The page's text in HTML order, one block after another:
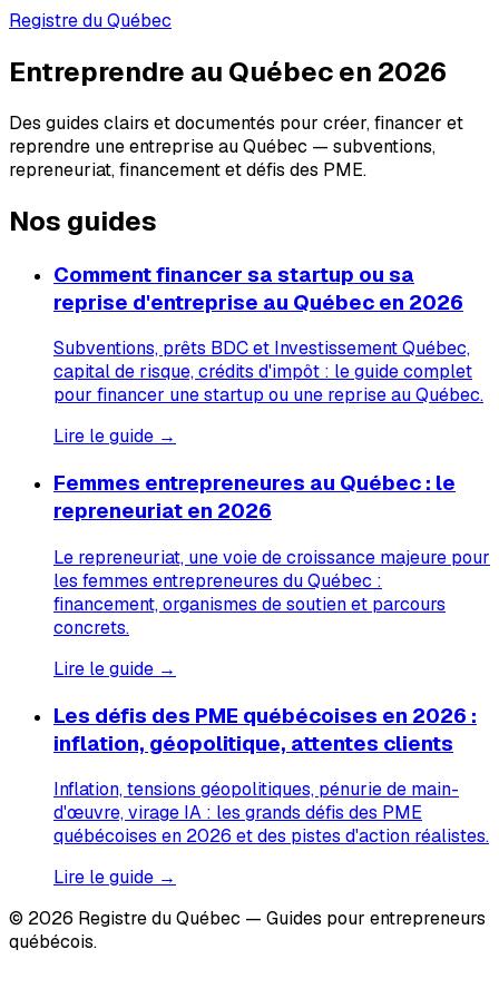
Registre du Québec
Entreprendre au Québec en 2026
Des guides clairs et documentés pour créer, financer et
reprendre une entreprise au Québec — subventions,
repreneuriat, financement et défis des PME.
Nos guides
Comment financer sa startup ou sa
reprise d'entreprise au Québec en 2026
Subventions, prêts BDC et Investissement Québec,
capital de risque, crédits d'impôt : le guide complet
pour financer une startup ou une reprise au Québec.
Lire le guide →
Femmes entrepreneures au Québec : le
repreneuriat en 2026
Le repreneuriat, une voie de croissance majeure pour
les femmes entrepreneures du Québec :
financement, organismes de soutien et parcours
concrets.
Lire le guide →
Les défis des PME québécoises en 2026 :
inflation, géopolitique, attentes clients
Inflation, tensions géopolitiques, pénurie de main-
d'œuvre, virage IA : les grands défis des PME
québécoises en 2026 et des pistes d'action réalistes.
Lire le guide →
© 2026 Registre du Québec — Guides pour entrepreneurs
québécois.